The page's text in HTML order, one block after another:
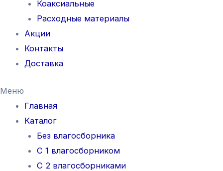
Коаксиальные
Расходные материалы
Акции
Контакты
Доставка
Меню
Главная
Каталог
Без влагосборника
С 1 влагосборником
С 2 влагосборниками